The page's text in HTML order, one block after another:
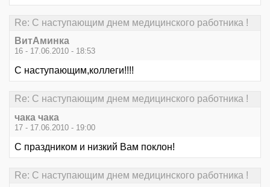
Re: С наступающим днем медицинского работника !
ВитАминка
16 - 17.06.2010 - 18:53
С наступающим,коллеги!!!!
Re: С наступающим днем медицинского работника !
чака чака
17 - 17.06.2010 - 19:00
С праздником и низкий Вам поклон!
Re: С наступающим днем медицинского работника !